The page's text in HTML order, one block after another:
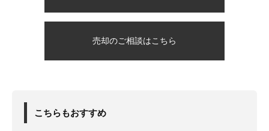
売却のご相談はこちら
こちらもおすすめ